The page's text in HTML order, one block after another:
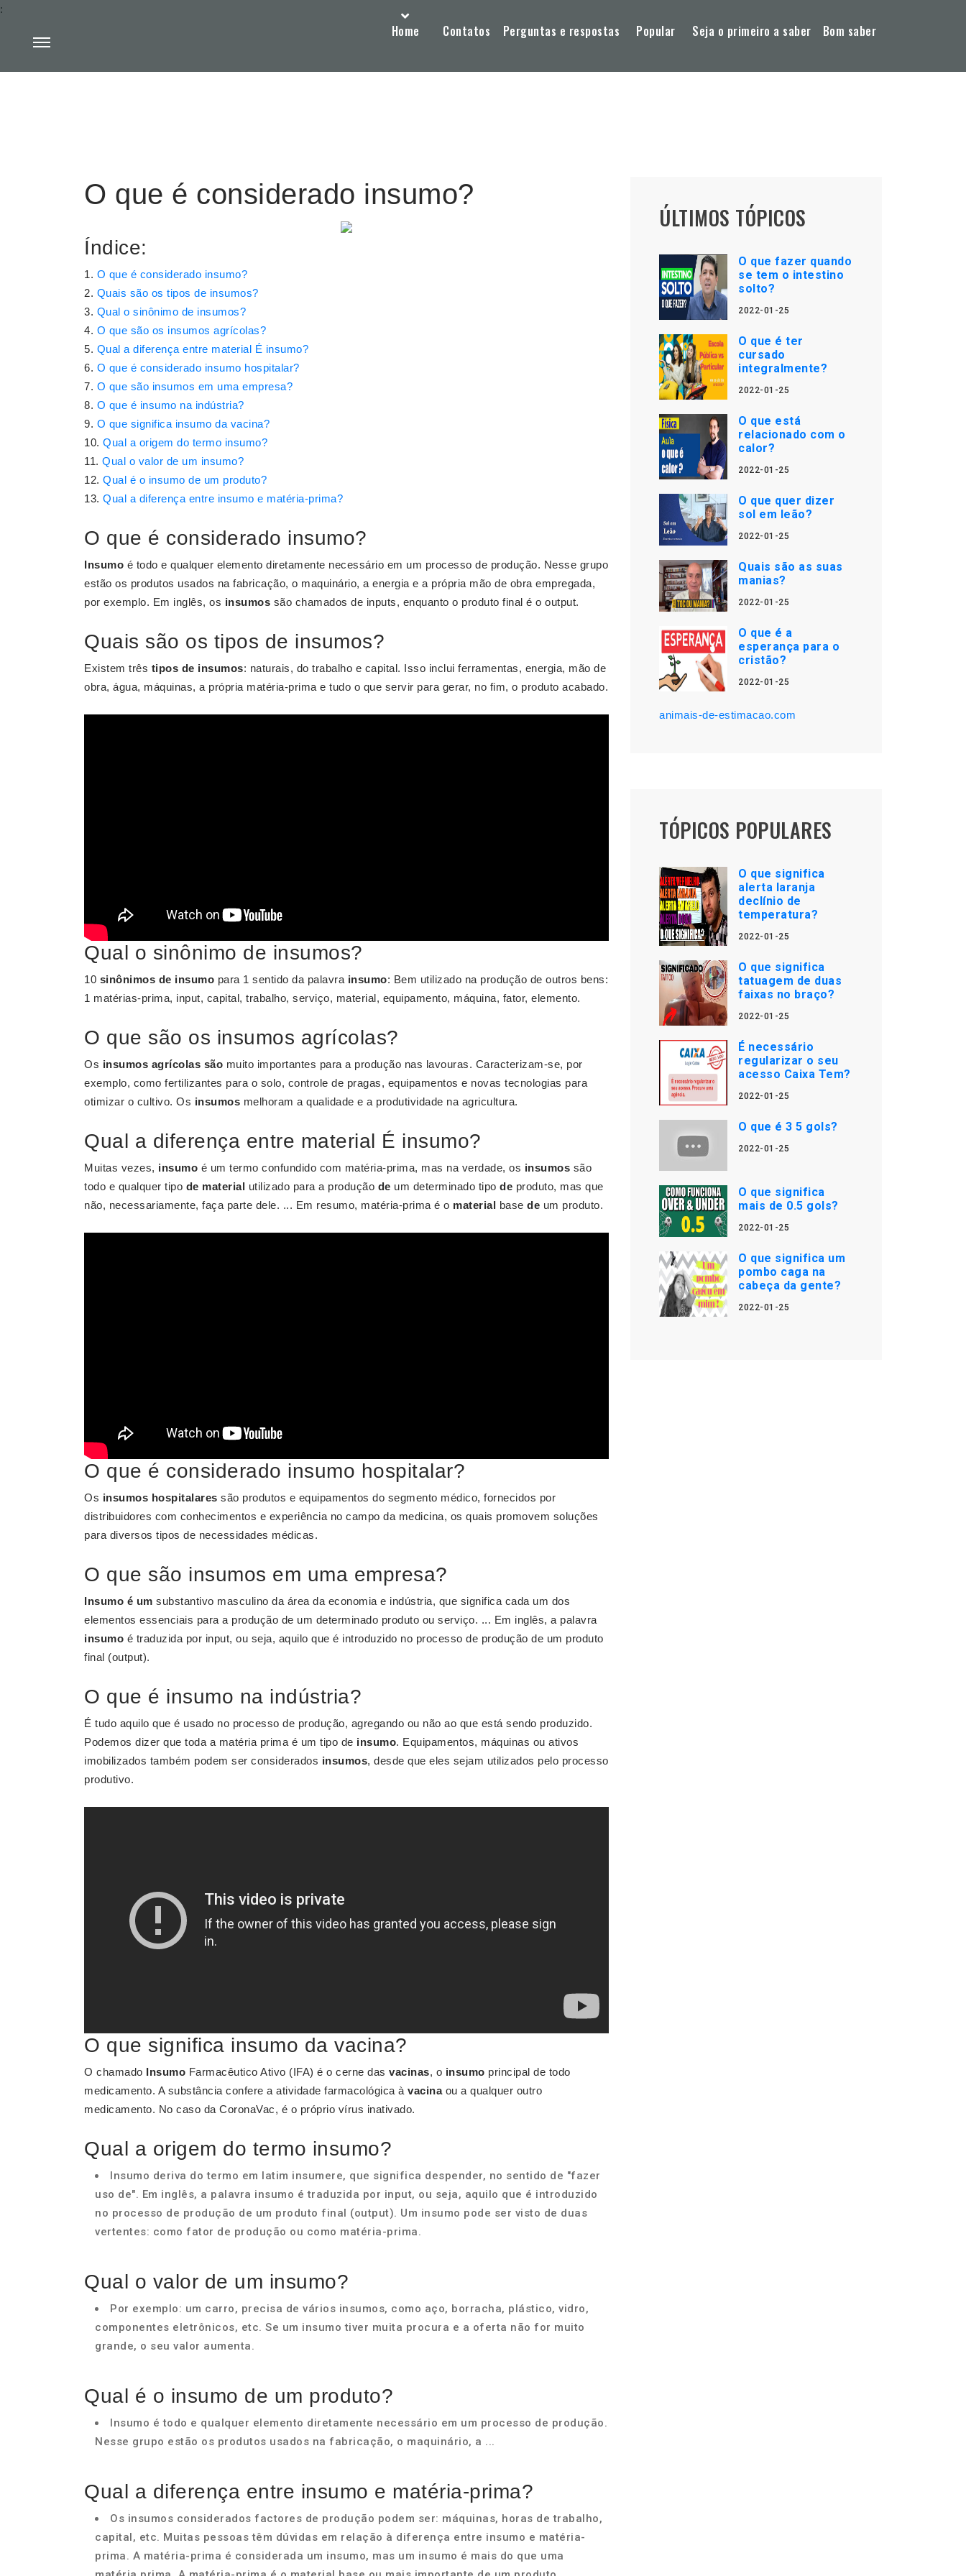
Home Contatos Perguntas e respostas Popular Seja o primeiro a saber Bom saber
:
O que é considerado insumo?
Índice:
O que é considerado insumo?
Quais são os tipos de insumos?
Qual o sinônimo de insumos?
O que são os insumos agrícolas?
Qual a diferença entre material É insumo?
O que é considerado insumo hospitalar?
O que são insumos em uma empresa?
O que é insumo na indústria?
O que significa insumo da vacina?
Qual a origem do termo insumo?
Qual o valor de um insumo?
Qual é o insumo de um produto?
Qual a diferença entre insumo e matéria-prima?
O que é considerado insumo?
Insumo é todo e qualquer elemento diretamente necessário em um processo de produção. Nesse grupo
estão os produtos usados na fabricação, o maquinário, a energia e a própria mão de obra empregada,
por exemplo. Em inglês, os insumos são chamados de inputs, enquanto o produto final é o output.
Quais são os tipos de insumos?
Existem três tipos de insumos: naturais, do trabalho e capital. Isso inclui ferramentas, energia, mão de
obra, água, máquinas, a própria matéria-prima e tudo o que servir para gerar, no fim, o produto acabado.
Qual o sinônimo de insumos?
10 sinônimos de insumo para 1 sentido da palavra insumo: Bem utilizado na produção de outros bens:
1 matérias-prima, input, capital, trabalho, serviço, material, equipamento, máquina, fator, elemento.
O que são os insumos agrícolas?
Os insumos agrícolas são muito importantes para a produção nas lavouras. Caracterizam-se, por
exemplo, como fertilizantes para o solo, controle de pragas, equipamentos e novas tecnologias para
otimizar o cultivo. Os insumos melhoram a qualidade e a produtividade na agricultura.
Qual a diferença entre material É insumo?
Muitas vezes, insumo é um termo confundido com matéria-prima, mas na verdade, os insumos são
todo e qualquer tipo de material utilizado para a produção de um determinado tipo de produto, mas que
não, necessariamente, faça parte dele. ... Em resumo, matéria-prima é o material base de um produto.
O que é considerado insumo hospitalar?
Os insumos hospitalares são produtos e equipamentos do segmento médico, fornecidos por
distribuidores com conhecimentos e experiência no campo da medicina, os quais promovem soluções
para diversos tipos de necessidades médicas.
O que são insumos em uma empresa?
Insumo é um substantivo masculino da área da economia e indústria, que significa cada um dos
elementos essenciais para a produção de um determinado produto ou serviço. ... Em inglês, a palavra
insumo é traduzida por input, ou seja, aquilo que é introduzido no processo de produção de um produto
final (output).
O que é insumo na indústria?
É tudo aquilo que é usado no processo de produção, agregando ou não ao que está sendo produzido.
Podemos dizer que toda a matéria prima é um tipo de insumo. Equipamentos, máquinas ou ativos
imobilizados também podem ser considerados insumos, desde que eles sejam utilizados pelo processo
produtivo.
O que significa insumo da vacina?
O chamado Insumo Farmacêutico Ativo (IFA) é o cerne das vacinas, o insumo principal de todo
medicamento. A substância confere a atividade farmacológica à vacinaou a qualquer outro
medicamento. No caso da CoronaVac, é o próprio vírus inativado.
Qual a origem do termo insumo?
Insumo deriva do termo em latim insumere, que significa despender, no sentido de "fazer
uso de". Em inglês, a palavra insumo é traduzida por input, ou seja, aquilo que é introduzido
no processo de produção de um produto final (output). Um insumo pode ser visto de duas
vertentes: como fator de produção ou como matéria-prima.
Qual o valor de um insumo?
Por exemplo: um carro, precisa de vários insumos, como aço, borracha, plástico, vidro,
componentes eletrônicos, etc. Se um insumo tiver muita procura e a oferta não for muito
grande, o seu valor aumenta.
Qual é o insumo de um produto?
Insumo é todo e qualquer elemento diretamente necessário em um processo de produção.
Nesse grupo estão os produtos usados na fabricação, o maquinário, a ...
Qual a diferença entre insumo e matéria-prima?
Os insumos considerados factores de produção podem ser: máquinas, horas de trabalho,
capital, etc. Muitas pessoas têm dúvidas em relação à diferença entre insumo e matéria-
prima. A matéria-prima é considerada um insumo, mas um insumo é mais do que uma
ÚLTIMOS TÓPICOS
O que fazer quando
se tem o intestino
solto?
2022-01-25
O que é ter
cursado
integralmente?
2022-01-25
O que está
relacionado com o
calor?
2022-01-25
O que quer dizer
sol em leão?
2022-01-25
Quais são as suas
manias?
2022-01-25
O que é a
esperança para o
cristão?
2022-01-25
animais-de-estimacao.com
TÓPICOS POPULARES
O que significa
alerta laranja
declínio de
temperatura?
2022-01-25
O que significa
tatuagem de duas
faixas no braço?
2022-01-25
É necessário
regularizar o seu
acesso Caixa Tem?
2022-01-25
O que é 3 5 gols?
2022-01-25
O que significa
mais de 0.5 gols?
2022-01-25
O que significa um
pombo caga na
cabeça da gente?
2022-01-25